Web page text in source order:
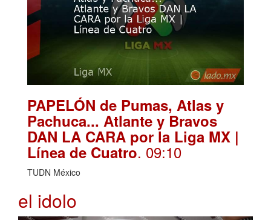
PAPELÓN de Pumas, Atlas y
Pachuca... Atlante y Bravos
DAN LA CARA por la Liga MX |
Línea de Cuatro. 09:10
TUDN México
el idolo